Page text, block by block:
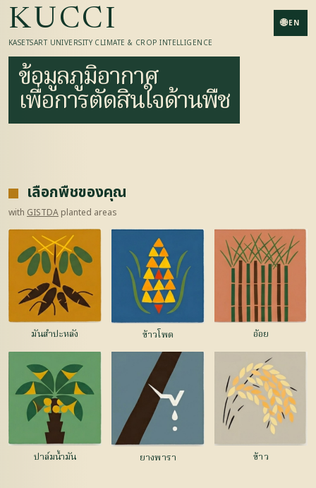
KUCCI
KASETSART UNIVERSITY CLIMATE & CROP INTELLIGENCE
🌐EN
ข้อมูลภูมิอากาศ
เพื่อการตัดสินใจด้านพืช
เลือกพืชของคุณ
with GISTDA planted areas
มันสำปะหลัง ข้าวโพด อ้อย
ปาล์มน้ำมัน ยางพารา ข้าว